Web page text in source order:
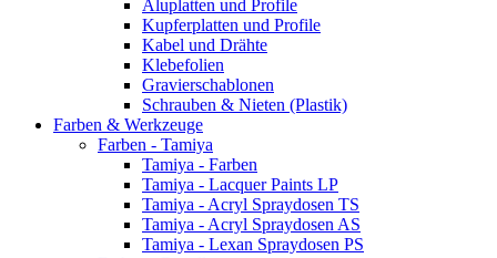
Aluplatten und Profile
Kupferplatten und Profile
Kabel und Drähte
Klebefolien
Gravierschablonen
Schrauben & Nieten (Plastik)
Farben & Werkzeuge
Farben - Tamiya
Tamiya - Farben
Tamiya - Lacquer Paints LP
Tamiya - Acryl Spraydosen TS
Tamiya - Acryl Spraydosen AS
Tamiya - Lexan Spraydosen PS